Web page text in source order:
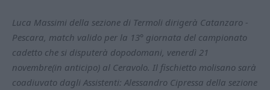
Luca Massimi della sezione di Termoli dirigerà Catanzaro -
Pescara, match valido per la 13° giornata del campionato
cadetto che si disputerà dopodomani, venerdì 21
novembre(in anticipo) al Ceravolo. Il fischietto molisano sarà
coadiuvato dagli Assistenti: Alessandro Cipressa della sezione